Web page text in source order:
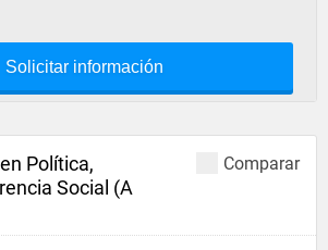
Solicitar información
Comparar
Política,
Social (A